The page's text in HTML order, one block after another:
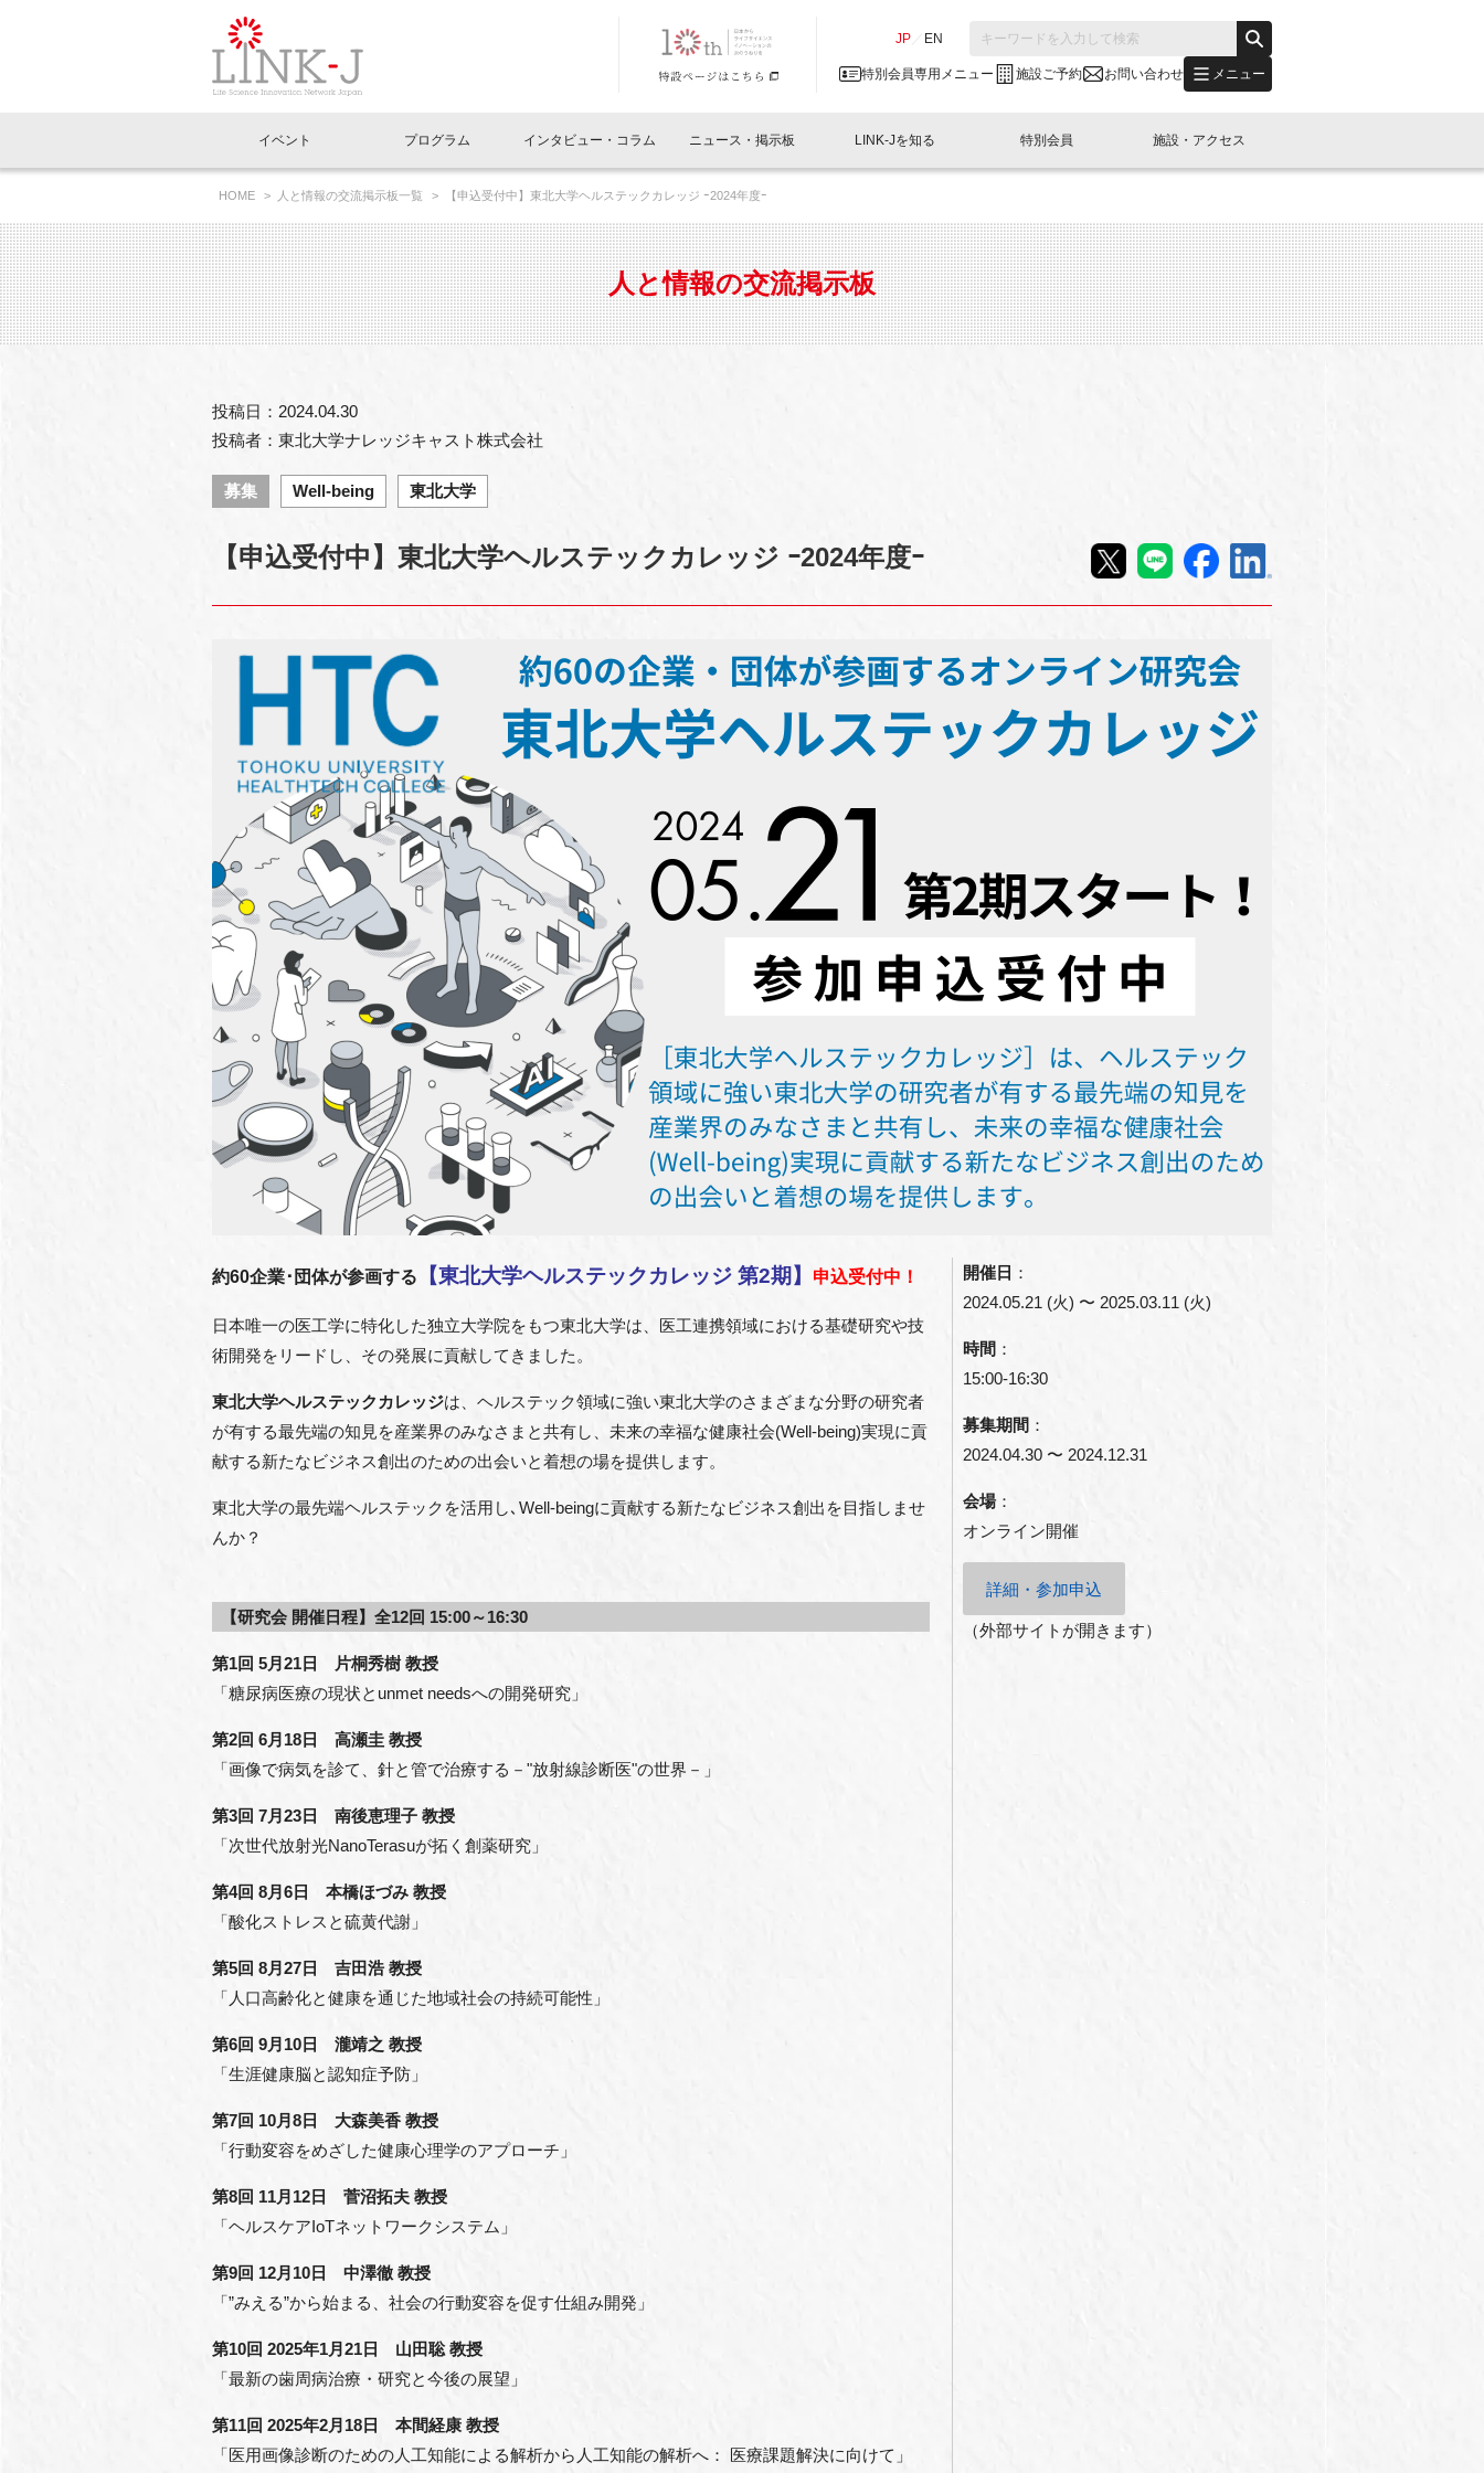
JP EN
特別会員専用メニュー 施設ご予約 お問い合わせ メニュー
イベントお知らせメール登録
閉じる
イベント
イベント一覧
LINK-J主催・共催 特別会員開催
LINK-J協賛・協力 出展・参加
イベントレポート一覧
LINK-J主催・共催 特別会員開催
LINK-J協賛・協力 出展・参加
プログラム
Out of Box相談室 What's "UNIKORN"？ What's "LINK-BioBAY TOKYO"？
インタビュー・コラム
インタビュー・コラム一覧
スペシャルインタビュー ベンチャーインタビュー 会報誌 (News Letter)
連載コラム サポーターコラム 日本橋コラム
ニュース・掲示板
ニュース一覧
トピック プレスリリース
メディア情報 海外関連
協賛・協力
人と情報の交流掲示板一覧
会員プレスリリース ニュース・事業紹介
募集 イベント
LINK-Jを知る
理事長挨拶 Why in Nihonbashi What’s LINK-J WEST
国内外連携 サポーター紹介 事業内容
組織概要 パンフレット GTB日本橋エリアについて
特別会員
特別会員一覧 特別会員について 入会申し込み
専用メニューはこちら
施設・アクセス
ラウンジ・会議室 オフィス・ラボ 施設ご予約
アクセス
HOME 人と情報の交流掲示板一覧 【申込受付中】東北大学ヘルステックカレッジ ｰ2024年度ｰ
人と情報の交流掲示板
投稿日：2024.04.30
投稿者：東北大学ナレッジキャスト株式会社
募集 Well-being 東北大学
【申込受付中】東北大学ヘルステックカレッジ ｰ2024年度ｰ
約60企業･団体が参画する 【東北大学ヘルステックカレッジ 第2期】 申込受付中 ！
日本唯一の医工学に特化した独立大学院をもつ東北大学は、医工連携領域における基礎研究や技
術開発をリードし、その発展に貢献してきました。
東北大学ヘルステックカレッジは、ヘルステック領域に強い東北大学のさまざまな分野の研究者
が有する最先端の知見を産業界のみなさまと共有し、未来の幸福な健康社会(Well-being)実現に貢
献する新たなビジネス創出のための出会いと着想の場を提供します。
東北大学の最先端ヘルステックを活用し､Well-beingに貢献する新たなビジネス創出を目指しませ
んか？
【研究会 開催日程】全12回 15:00～16:30
第1回 5月21日 片桐秀樹 教授
「糖尿病医療の現状とunmet needsへの開発研究」
第2回 6月18日 高瀬圭 教授
「画像で病気を診て、針と管で治療する－"放射線診断医"の世界－」
第3回 7月23日 南後恵理子 教授
「次世代放射光NanoTerasuが拓く創薬研究」
第4回 8月6日 本橋ほづみ 教授
「酸化ストレスと硫黄代謝」
第5回 8月27日 吉田浩 教授
「人口高齢化と健康を通じた地域社会の持続可能性」
第6回 9月10日 瀧靖之 教授
「生涯健康脳と認知症予防」
第7回 10月8日 大森美香 教授
「行動変容をめざした健康心理学のアプローチ」
第8回 11月12日 菅沼拓夫 教授
「ヘルスケアIoTネットワークシステム」
第9回 12月10日 中澤徹 教授
「”みえる”から始まる、社会の行動変容を促す仕組み開発」
第10回 2025年1月21日 山田聡 教授
「最新の歯周病治療・研究と今後の展望」
第11回 2025年2月18日 本間経康 教授
「医用画像診断のための人工知能による解析から人工知能の解析へ： 医療課題解決に向けて」
開催日 ：
2024.05.21 (火) 〜 2025.03.11 (火)
時間 ：
15:00-16:30
募集期間 ：
2024.04.30 〜 2024.12.31
会場：
オンライン開催
詳細・参加申込
（外部サイトが開きます）